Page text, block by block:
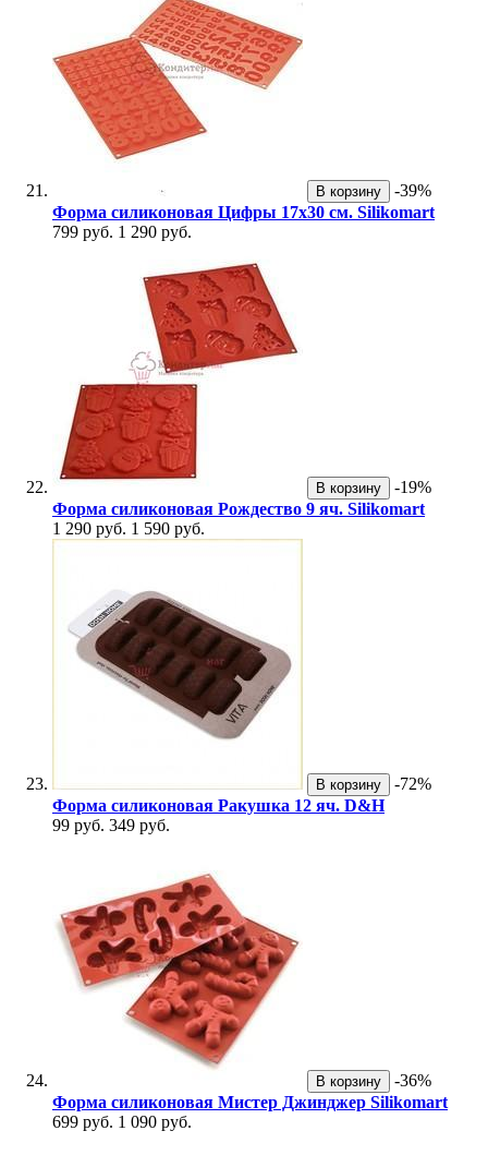
В корзину
-39%
Форма силиконовая Цифры 17х30 см. Silikomart
799 руб. 1 290 руб.
В корзину
-19%
Форма силиконовая Рождество 9 яч. Silikomart
1 290 руб. 1 590 руб.
В корзину
-72%
Форма силиконовая Ракушка 12 яч. D&H
99 руб. 349 руб.
В корзину
-36%
Форма силиконовая Мистер Джинджер Silikomart
699 руб. 1 090 руб.